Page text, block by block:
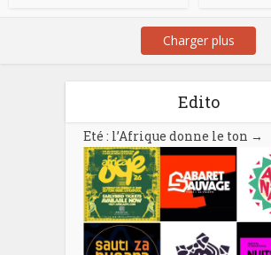
Charger plus
Edito
Eté : l’Afrique donne le ton →